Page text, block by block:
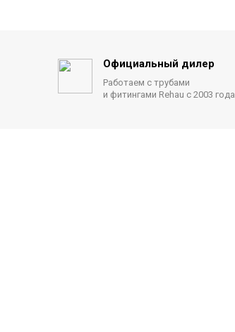
Официальный дилер
Работаем с трубами
и фитингами Rehau с 2003 года